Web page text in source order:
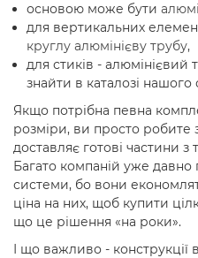
основою може бути
для вертикальних
круглу алюмінієву трубу,
для стиків -
знайти в каталозі нашого
Якщо потрібна певна
розміри, ви просто робите
доставляє готові частини з
Багато компаній уже
системи, бо вони
ціна на них, щоб купити
що це рішення «на роки».
І що важливо - конструкції